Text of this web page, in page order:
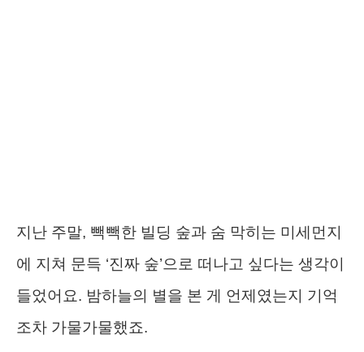
지난 주말, 빽빽한 빌딩 숲과 숨 막히는 미세먼지
에 지쳐 문득 ‘진짜 숲’으로 떠나고 싶다는 생각이
들었어요. 밤하늘의 별을 본 게 언제였는지 기억
조차 가물가물했죠.